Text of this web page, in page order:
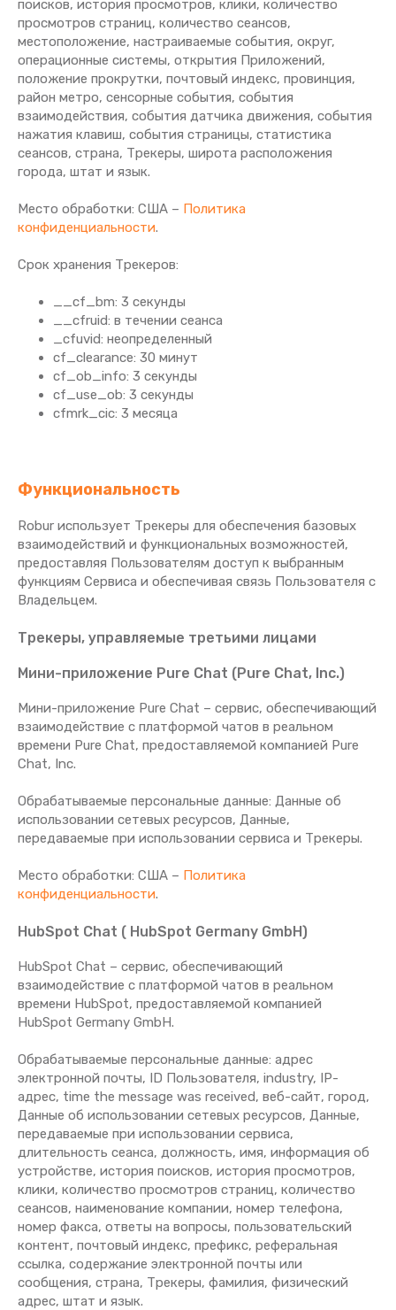
поисков, история просмотров, клики, количество
просмотров страниц, количество сеансов,
местоположение, настраиваемые события, округ,
операционные системы, открытия Приложений,
положение прокрутки, почтовый индекс, провинция,
район метро, сенсорные события, события
взаимодействия, события датчика движения, события
нажатия клавиш, события страницы, статистика
сеансов, страна, Трекеры, широта расположения
города, штат и язык.
Место обработки: США – Политика
конфиденциальности.
Срок хранения Tрекеров:
__cf_bm: 3 секунды
__cfruid: в течении сеанса
_cfuvid: неопределенный
cf_clearance: 30 минут
cf_ob_info: 3 секунды
cf_use_ob: 3 секунды
cfmrk_cic: 3 месяца
Функциональность
Robur использует Трекеры для обеспечения базовых
взаимодействий и функциональных возможностей,
предоставляя Пользователям доступ к выбранным
функциям Сервиса и обеспечивая связь Пользователя с
Владельцем.
Трекеры, управляемые третьими лицами
Мини-приложение Pure Chat (Pure Chat, Inc.)
Мини-приложение Pure Chat – сервис, обеспечивающий
взаимодействие с платформой чатов в реальном
времени Pure Chat, предоставляемой компанией Pure
Chat, Inc.
Обрабатываемые персональные данные: Данные об
использовании сетевых ресурсов, Данные,
передаваемые при использовании сервиса и Трекеры.
Место обработки: США – Политика
конфиденциальности.
HubSpot Chat ( HubSpot Germany GmbH)
HubSpot Chat – сервис, обеспечивающий
взаимодействие с платформой чатов в реальном
времени HubSpot, предоставляемой компанией
HubSpot Germany GmbH.
Обрабатываемые персональные данные: aдрес
электронной почты, ID Пользователя, industry, IP-
адрес, time the message was received, веб-сайт, город,
Данные об использовании сетевых ресурсов, Данные,
передаваемые при использовании сервиса,
длительность сеанса, должность, имя, информация об
устройстве, история поисков, история просмотров,
клики, количество просмотров страниц, количество
сеансов, наименование компании, номер телефона,
номер факса, ответы на вопросы, пользовательский
контент, почтовый индекс, префикс, реферальная
ссылка, содержание электронной почты или
сообщения, страна, Трекеры, фамилия, физический
адрес, штат и язык.